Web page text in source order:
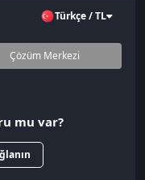
Türkçe / TL
Çözüm Merkezi
mu var?